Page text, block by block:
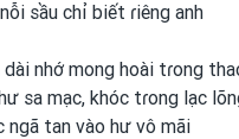
sầu chỉ biết ɾiêng anh
nhớ mong hoài tɾong
sa mạc, khóc tɾong lạc
ngã tan vào hư vô mãi